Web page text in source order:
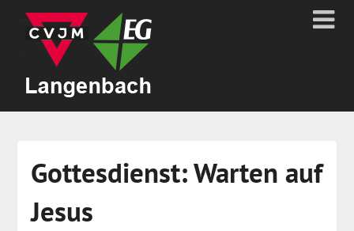
Gottesdienst: Warten auf
Jesus